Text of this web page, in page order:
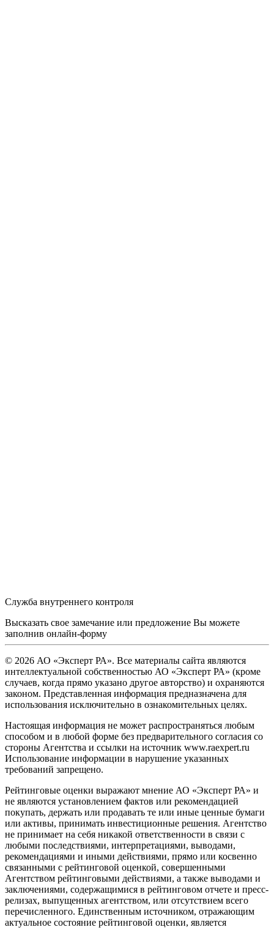
Служба внутреннего контроля
Высказать свое замечание или предложение Вы можете
заполнив онлайн-форму
© 2026 АО «Эксперт РА». Все материалы сайта являются
интеллектуальной собственностью АО «Эксперт РА» (кроме
случаев, когда прямо указано другое авторство) и охраняются
законом. Представленная информация предназначена для
использования исключительно в ознакомительных целях.
Настоящая информация не может распространяться любым
способом и в любой форме без предварительного согласия со
стороны Агентства и ссылки на источник www.raexpert.ru
Использование информации в нарушение указанных
требований запрещено.
Рейтинговые оценки выражают мнение АО «Эксперт РА» и
не являются установлением фактов или рекомендацией
покупать, держать или продавать те или иные ценные бумаги
или активы, принимать инвестиционные решения. Агентство
не принимает на себя никакой ответственности в связи с
любыми последствиями, интерпретациями, выводами,
рекомендациями и иными действиями, прямо или косвенно
связанными с рейтинговой оценкой, совершенными
Агентством рейтинговыми действиями, а также выводами и
заключениями, содержащимися в рейтинговом отчете и пресс-
релизах, выпущенных агентством, или отсутствием всего
перечисленного. Единственным источником, отражающим
актуальное состояние рейтинговой оценки, является